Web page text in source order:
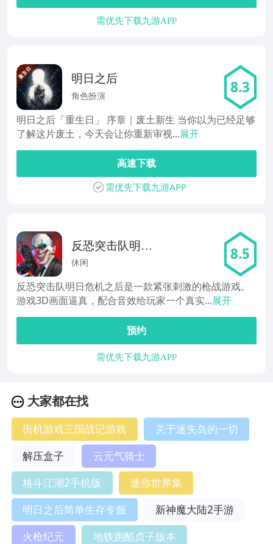
需优先下载九游APP
明日之后
角色扮演 8.3
明日之后「重生日」 序章｜废土新生 当你以为已经足够
了解这片废土，今天会让你重新审视...展开
高速下载
需优先下载九游APP
反恐突击队明日
危机之后
休闲 8.5
反恐突击队明日危机之后是一款紧张刺激的枪战游戏。
游戏3D画面逼真，配合音效给玩家一个真实...展开
预约
需优先下载九游APP
大家都在找
街机游戏三国战记游戏
关于迷失岛的一切
解压盒子
云元气骑士
格斗江湖2手机版
迷你世界集
明日之后简单生存专服
新神魔大陆2手游
火枪纪元
地铁跑酷贞子版本